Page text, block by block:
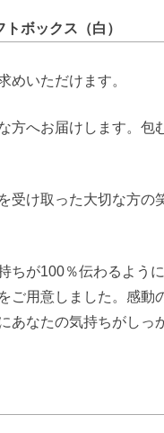
ボックス（白）
めいただけます。
方へお届けします。包
受け取った大切な方の
ちが100％伝わるよう
ご用意しました。感動
あなたの気持ちがしっ